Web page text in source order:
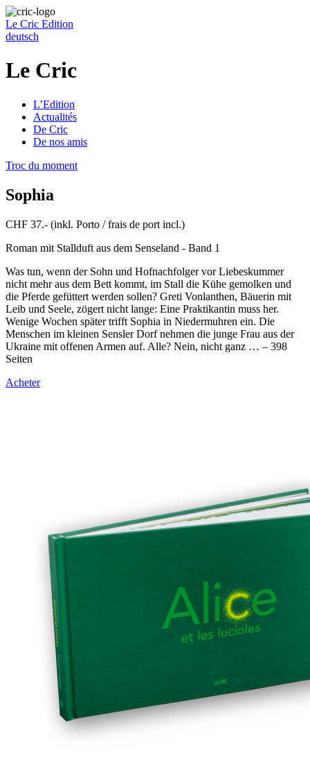
Le Cric Edition
deutsch
Le Cric
L’Edition
Actualités
De Cric
De nos amis
Troc du moment
Sophia
CHF 37.- (inkl. Porto / frais de port incl.)
Roman mit Stallduft aus dem Senseland - Band 1
Was tun, wenn der Sohn und Hofnachfolger vor Liebeskummer
nicht mehr aus dem Bett kommt, im Stall die Kühe gemolken und
die Pferde gefüttert werden sollen? Greti Vonlanthen, Bäuerin mit
Leib und Seele, zögert nicht lange: Eine Praktikantin muss her.
Wenige Wochen später trifft Sophia in Niedermuhren ein. Die
Menschen im kleinen Sensler Dorf nehmen die junge Frau aus der
Ukraine mit offenen Armen auf. Alle? Nein, nicht ganz … – 398
Seiten
Acheter